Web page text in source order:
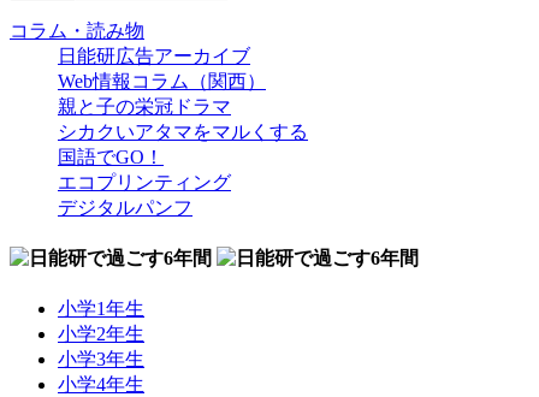
コラム・読み物
日能研広告アーカイブ
Web情報コラム（関西）
親と子の栄冠ドラマ
シカクいアタマをマルくする
国語でGO！
エコプリンティング
デジタルパンフ
小学1年生
小学2年生
小学3年生
小学4年生